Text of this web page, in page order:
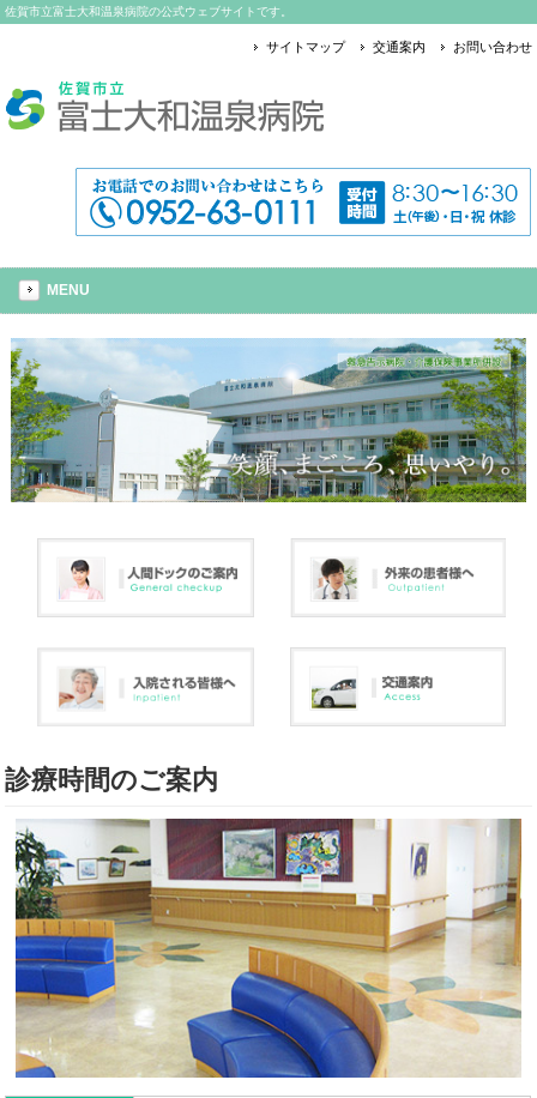
佐賀市立富士大和温泉病院の公式ウェブサイトです。
サイトマップ 交通案内 お問い合わせ
MENU
診療時間のご案内